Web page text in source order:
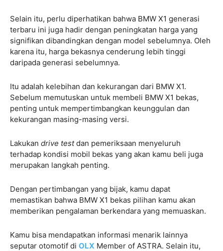
Selain itu, perlu diperhatikan bahwa BMW X1 generasi
terbaru ini juga hadir dengan peningkatan harga yang
signifikan dibandingkan dengan model sebelumnya. Oleh
karena itu, harga bekasnya cenderung lebih tinggi
daripada generasi sebelumnya.
Itu adalah kelebihan dan kekurangan dari BMW X1.
Sebelum memutuskan untuk membeli BMW X1 bekas,
penting untuk mempertimbangkan keunggulan dan
kekurangan masing-masing versi.
Lakukan drive testdan pemeriksaan menyeluruh
terhadap kondisi mobil bekas yang akan kamu beli juga
merupakan langkah penting.
Dengan pertimbangan yang bijak, kamu dapat
memastikan bahwa BMW X1 bekas pilihan kamu akan
memberikan pengalaman berkendara yang memuaskan.
Kamu bisa mendapatkan informasi menarik lainnya
seputar otomotif di OLX Member of ASTRA. Selain itu,